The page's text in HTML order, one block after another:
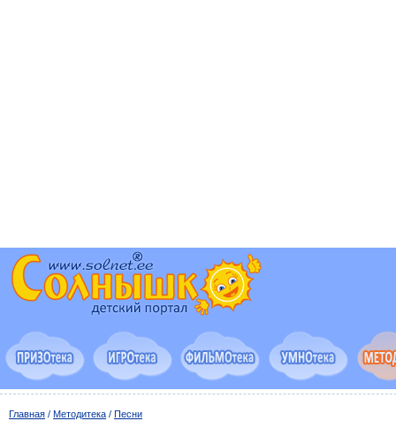
Главная / Методитека / Песни